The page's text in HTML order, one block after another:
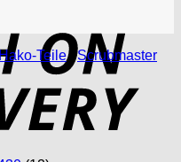
Teile
Scrubmaster